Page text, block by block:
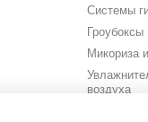
Системы
Гроубоксы
Микориза
воздуха